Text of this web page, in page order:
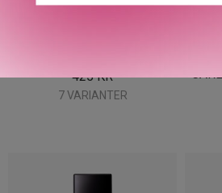
425KR
7 VARIANTER